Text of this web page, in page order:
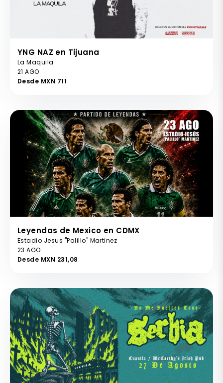
YNG NAZ en Tijuana
La Maquila
21 AGO
Desde MXN 711
Leyendas de Mexico en CDMX
Estadio Jesus "Palillo" Martinez
23 AGO
Desde MXN 231,08